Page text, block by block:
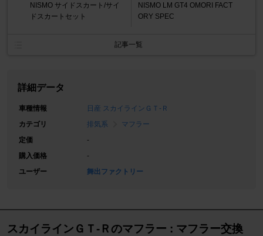
NISMO サイドスカート/サイ
ドスカートセット
NISMO LM GT4 OMORI FACT
ORY SPEC
記事一覧
詳細データ
車種情報
日産 スカイラインＧＴ‐Ｒ
カテゴリ
排気系
マフラー
定価
-
購入価格
-
ユーザー
舞出ファクトリー
スカイラインＧＴ‐Ｒのマフラー : マフラー交換